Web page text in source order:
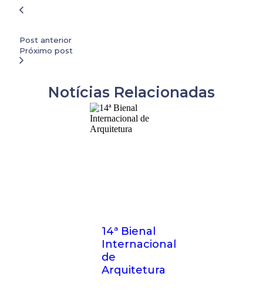
Post anterior
Próximo post
Notícias Relacionadas
14ª Bienal
Internacional
de
Arquitetura